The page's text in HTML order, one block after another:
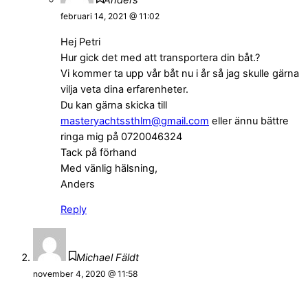
februari 14, 2021 @ 11:02
Hej Petri
Hur gick det med att transportera din båt.?
Vi kommer ta upp vår båt nu i år så jag skulle gärna
vilja veta dina erfarenheter.
Du kan gärna skicka till
masteryachtssthlm@gmail.com eller ännu bättre
ringa mig på 0720046324
Tack på förhand
Med vänlig hälsning,
Anders
Reply
Michael Fäldt
november 4, 2020 @ 11:58